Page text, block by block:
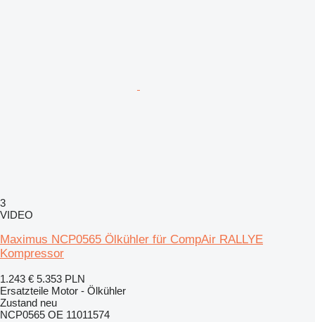
3
VIDEO
Maximus NCP0565 Ölkühler für CompAir RALLYE
Kompressor
1.243 € 5.353 PLN
Ersatzteile Motor - Ölkühler
Zustand neu
NCP0565 OE 11011574